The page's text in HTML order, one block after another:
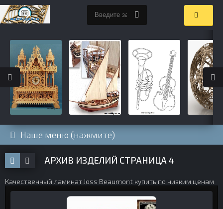
Наше меню (нажмите)
АРХИВ ИЗДЕЛИЙ СТРАНИЦА 4
Качественный ламинат Joss Beaumont купить по низким ценам